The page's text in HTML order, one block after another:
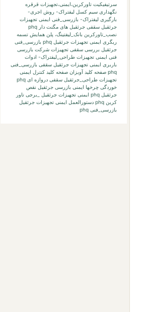
سرتیفیکیت تاورکرین،ایمنی،تجهیزات قرقره
نگهداری سیم کسل لیفتراک- روش اجری-
بارگیری لیفتراک- بازرسی_فنی ایمنی تجهیزات
جرثقیل سقفی جرثقیل های مگنت دار phq
نصب_تاورکرین بانک_لیفتینگ، پلن همایش تسمه
ریگری
ایمنی تجهیزات جرثقیل phq بازرسی_فنی
جرثقیل بررسی سقفی تجهیزات شرکت بازرسی
فنی ایمنی تجهیزات طراحی_لیفتراک- ادوات
باربری ایمنی تجهیزات جرثقیل سقفی بازرسی_فنی
phq صفحه کلید آویزان صفحه کلید کنترل
ایمنی
تجهیزات طراحی_جرثقیل سقفی دروازه ای phq
خوردگی چرخها ایمنی بازرسی جرثقیل نقص
جرثقیل phq
ایمنی تجهیزات جرثقیل _برجی تاور
کرین phq دستورالعمل
ایمنی تجهیزات جرثقیل
بازرسی_فنی phq